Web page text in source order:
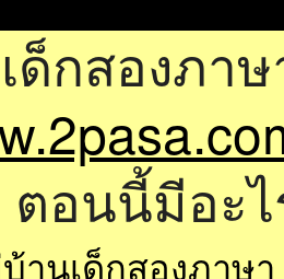
ด็กสองภา
ตอนนี้มีอะ